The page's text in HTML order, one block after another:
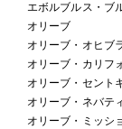
エボルブルス・ブ
オリーブ
オリーブ・オヒブ
オリーブ・カリフ
オリーブ・セント
オリーブ・ネバ
オリーブ・ミッシ